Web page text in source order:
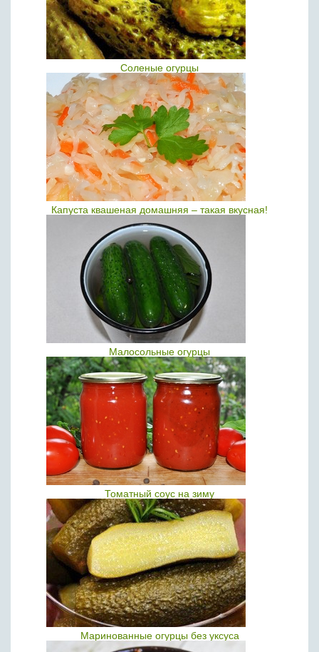
Соленые огурцы
Капуста квашеная домашняя – такая вкусная!
Малосольные огурцы
Томатный соус на зиму
Маринованные огурцы без уксуса